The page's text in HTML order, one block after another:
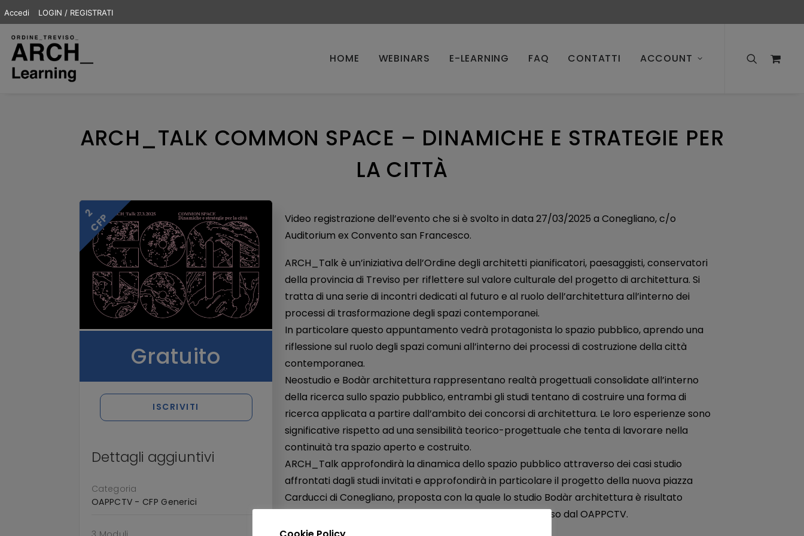
Accedi LOGIN / REGISTRATI
HOME WEBINARS E-LEARNING FAQ CONTATTI ACCOUNT
ARCH_TALK COMMON SPACE – DINAMICHE E STRATEGIE PER
LA CITTÀ
2CFP
Gratuito
ISCRIVITI
Dettagli aggiuntivi
Categoria
OAPPCTV - CFP Generici
Video registrazione dell’evento che si è svolto in data 27/03/2025 a Conegliano, c/o
Auditorium ex Convento san Francesco.
ARCH_Talk è un’iniziativa dell’Ordine degli architetti pianificatori, paesaggisti, conservatori
della provincia di Treviso per riflettere sul valore culturale del progetto di architettura. Si
tratta di una serie di incontri dedicati al futuro e al ruolo dell’architettura all’interno dei
processi di trasformazione degli spazi contemporanei.
In particolare questo appuntamento vedrà protagonista lo spazio pubblico, aprendo una
riflessione sul ruolo degli spazi comuni all’interno dei processi di costruzione della città
contemporanea.
Neostudio e Bodàr architettura rappresentano realtà progettuali consolidate all’interno
della ricerca sullo spazio pubblico, entrambi gli studi tentano di costruire una forma di
ricerca applicata a partire dall’ambito dei concorsi di architettura. Le loro esperienze sono
significative rispetto ad una sensibilità teorico-progettuale che tenta di lavorare nella
continuità tra spazio aperto e costruito.
ARCH_Talk approfondirà la dinamica dello spazio pubblico attraverso dei casi studio
affrontati dagli studi invitati e approfondirà in particolare il progetto della nuova piazza
Carducci di Conegliano, proposta con la quale lo studio Bodàr architettura è risultato
vincitore del recente concorso di progettazione promosso dal OAPPCTV.